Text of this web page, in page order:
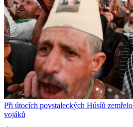
Při útocích povstaleckých Húsíů
vojáků